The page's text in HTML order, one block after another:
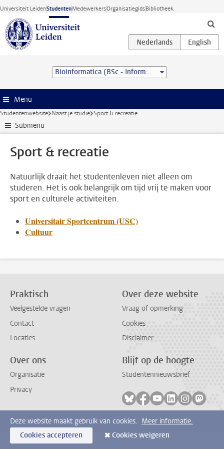
Ga direct naar de inhoud
Universiteit LeidenStudentenMedewerkersOrganisatiegidsBibliotheek
Bioinformatica (BSc - Informatica)
Menu
Studentenwebsite Naast je studie Sport & recreatie
Submenu
Sport & recreatie
Natuurlijk draait het studentenleven niet alleen om
studeren. Het is ook belangrijk om tijd vrij te maken voor
sport en culturele activiteiten.
Universitair Sportcentrum (USC)
Cultuur
Praktisch
Veelgestelde vragen
Contact
Locaties
Over deze website
Vraag of opmerking
Cookies
Disclaimer
Over ons
Organisatie
Privacy
Blijf op de hoogte
Studentennieuwsbrief
Volg ons op bluesky
Volg ons op facebook
Volg ons op
Volg ons op
Volg ons
Volg
Deze website maakt gebruik van cookies. Meer informatie.
Cookies accepteren
Cookies weigeren